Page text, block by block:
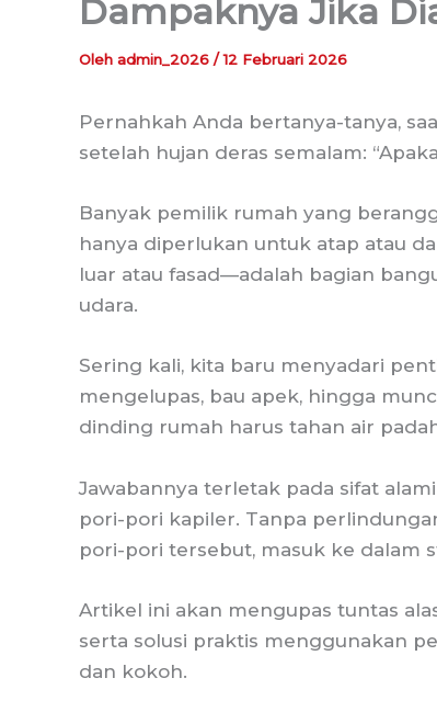
Dampaknya Jika
Oleh admin_2026 /12 Februari 2026
Pernahkah Anda bertanya-tanya,
setelah hujan deras semalam:
Banyak pemilik rumah yang
hanya diperlukan untuk atap atau
luar atau fasad—adalah bagian
udara.
Sering kali, kita baru menyadari
mengelupas, bau apek, hingga
dinding rumah harus tahan air
Jawabannya terletak pada sifat
pori-pori kapiler. Tanpa
pori-pori tersebut, masuk ke dalam
Artikel ini akan mengupas tuntas
serta solusi praktis menggunakan
dan kokoh.